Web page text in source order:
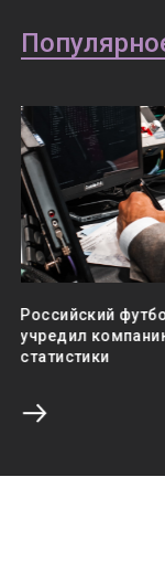
Российский
учредил
статистики